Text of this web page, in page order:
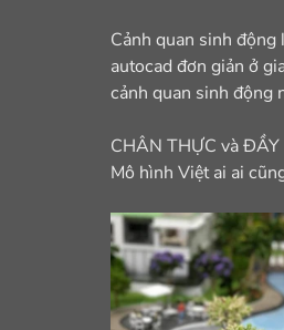
Cảnh quan sinh
autocad đơn giản ở
cảnh quan sinh động
CHÂN THỰC và
Mô hình Việt ai ai